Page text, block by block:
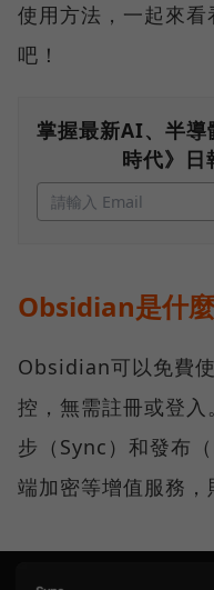
使用方法，一起來
吧！
掌握最新AI、半導
時代》日
Obsidian是什
Obsidian可以免費
控，無需註冊或登
步（Sync）和發布
端加密等增值服務，